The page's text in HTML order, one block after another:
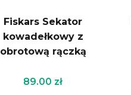
Fiskars Sekator
kowadełkowy z
obrotową rączką
89.00 zł